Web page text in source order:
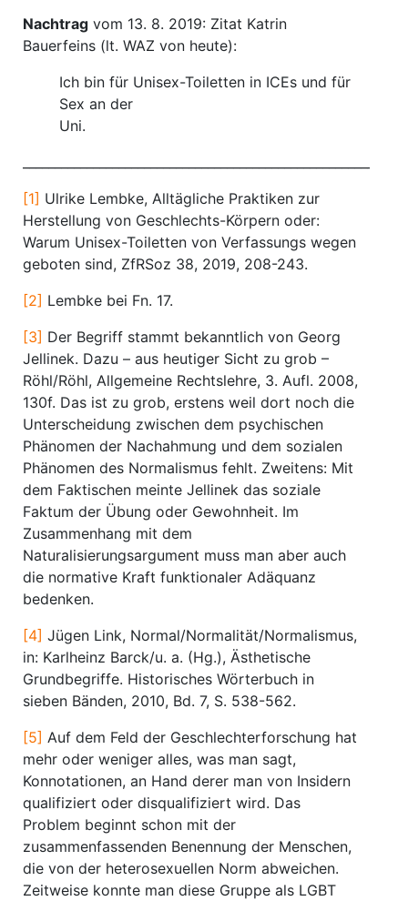
Nachtrag vom 13. 8. 2019: Zitat Katrin
Bauerfeins (lt. WAZ von heute):
Ich bin für Unisex-Toiletten in ICEs und für
Sex an der
Uni.
[1] Ulrike Lembke, Alltägliche Praktiken zur
Herstellung von Geschlechts-Körpern oder:
Warum Unisex-Toiletten von Verfassungs wegen
geboten sind, ZfRSoz 38, 2019, 208-243.
[2] Lembke bei Fn. 17.
[3] Der Begriff stammt bekanntlich von Georg
Jellinek. Dazu – aus heutiger Sicht zu grob –
Röhl/Röhl, Allgemeine Rechtslehre, 3. Aufl. 2008,
130f. Das ist zu grob, erstens weil dort noch die
Unterscheidung zwischen dem psychischen
Phänomen der Nachahmung und dem sozialen
Phänomen des Normalismus fehlt. Zweitens: Mit
dem Faktischen meinte Jellinek das soziale
Faktum der Übung oder Gewohnheit. Im
Zusammenhang mit dem
Naturalisierungsargument muss man aber auch
die normative Kraft funktionaler Adäquanz
bedenken.
[4] Jügen Link, Normal/Normalität/Normalismus,
in: Karlheinz Barck/u. a. (Hg.), Ästhetische
Grundbegriffe. Historisches Wörterbuch in
sieben Bänden, 2010, Bd. 7, S. 538-562.
[5] Auf dem Feld der Geschlechterforschung hat
mehr oder weniger alles, was man sagt,
Konnotationen, an Hand derer man von Insidern
qualifiziert oder disqualifiziert wird. Das
Problem beginnt schon mit der
zusammenfassenden Benennung der Menschen,
die von der heterosexuellen Norm abweichen.
Zeitweise konnte man diese Gruppe als LGBT